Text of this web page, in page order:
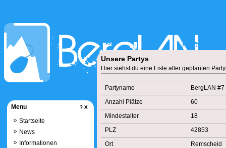
Unsere Partys
Hier siehst du eine Liste aller geplanten
Partyname
BergLAN #7
Anzahl Plätze
60
Mindestalter
18
PLZ
42853
Ort
Remscheid
Menu ? X
Startseite
News
Informationen